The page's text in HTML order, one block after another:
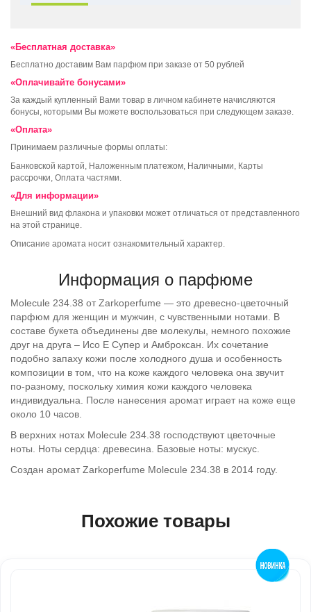
«Бесплатная доставка»
Бесплатно доставим Вам парфюм при заказе от 50 рублей
«Оплачивайте бонусами»
За каждый купленный Вами товар в личном кабинете начисляются
бонусы, которыми Вы можете воспользоваться при следующем заказе.
«Оплата»
Принимаем различные формы оплаты:
Банковской картой, Наложенным платежом, Наличными, Карты
рассрочки, Оплата частями.
«Для информации»
Внешний вид флакона и упаковки может отличаться от представленного
на этой странице.
Описание аромата носит ознакомительный характер.
Информация о парфюме
Molecule 234.38 от Zarkoperfume — это древесно-цветочный
парфюм для женщин и мужчин, с чувственными нотами. В
составе букета объединены две молекулы, немного похожие
друг на друга – Исо Е Супер и Амброксан. Их сочетание
подобно запаху кожи после холодного душа и особенность
композиции в том, что на коже каждого человека она звучит
по-разному, поскольку химия кожи каждого человека
индивидуальна. После нанесения аромат играет на коже еще
около 10 часов.
В верхних нотах Molecule 234.38 господствуют цветочные
ноты. Ноты сердца: древесина. Базовые ноты: мускус.
Создан аромат Zarkoperfume Molecule 234.38 в 2014 году.
Похожие товары